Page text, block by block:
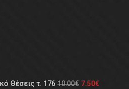
Θέσεις τ. 176 10.00€ 7.50€